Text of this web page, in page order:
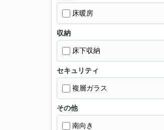
床暖房
収納
床下収納
セキュリティ
複層ガラス
その他
南向き